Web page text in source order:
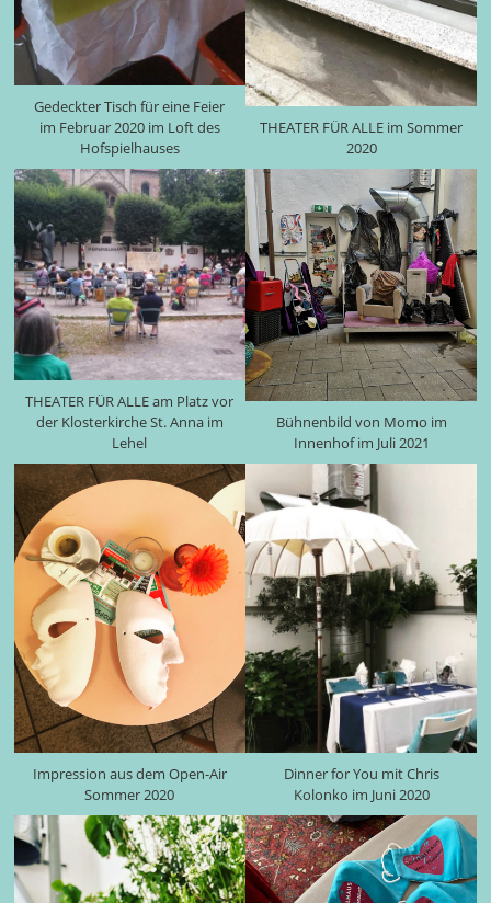
Gedeckter Tisch für eine Feier
im Februar 2020 im Loft des
Hofspielhauses
THEATER FÜR ALLE im Sommer
2020
THEATER FÜR ALLE am Platz vor
der Klosterkirche St. Anna im
Lehel
Bühnenbild von Momo im
Innenhof im Juli 2021
Impression aus dem Open-Air
Sommer 2020
Dinner for You mit Chris
Kolonko im Juni 2020